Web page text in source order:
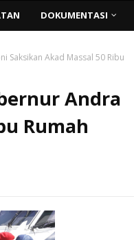
DOKUMENTASI
Saksikan Akad Massal 50 Ribu
Andra
Rumah